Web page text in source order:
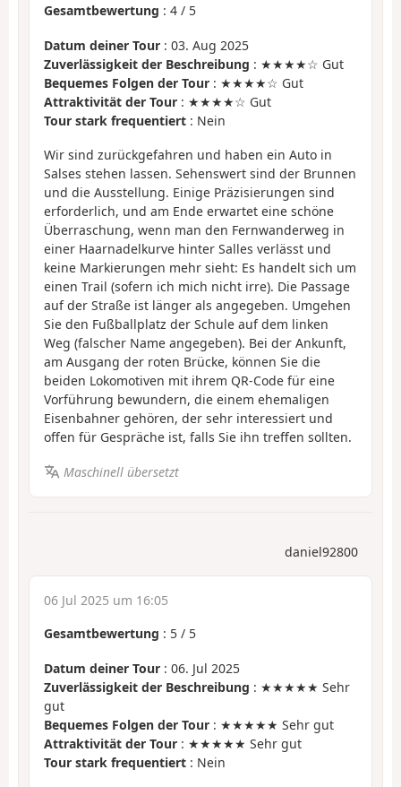
Gesamtbewertung : 4 / 5
Datum deiner Tour : 03. Aug 2025
Zuverlässigkeit der Beschreibung : ★★★★☆ Gut
Bequemes Folgen der Tour : ★★★★☆ Gut
Attraktivität der Tour : ★★★★☆ Gut
Tour stark frequentiert : Nein
Wir sind zurückgefahren und haben ein Auto in
Salses stehen lassen. Sehenswert sind der Brunnen
und die Ausstellung. Einige Präzisierungen sind
erforderlich, und am Ende erwartet eine schöne
Überraschung, wenn man den Fernwanderweg in
einer Haarnadelkurve hinter Salles verlässt und
keine Markierungen mehr sieht: Es handelt sich um
einen Trail (sofern ich mich nicht irre). Die Passage
auf der Straße ist länger als angegeben. Umgehen
Sie den Fußballplatz der Schule auf dem linken
Weg (falscher Name angegeben). Bei der Ankunft,
am Ausgang der roten Brücke, können Sie die
beiden Lokomotiven mit ihrem QR-Code für eine
Vorführung bewundern, die einem ehemaligen
Eisenbahner gehören, der sehr interessiert und
offen für Gespräche ist, falls Sie ihn treffen sollten.
Maschinell übersetzt
daniel92800
06 Jul 2025 um 16:05
Gesamtbewertung : 5 / 5
Datum deiner Tour : 06. Jul 2025
Zuverlässigkeit der Beschreibung : ★★★★★ Sehr
gut
Bequemes Folgen der Tour : ★★★★★ Sehr gut
Attraktivität der Tour : ★★★★★ Sehr gut
Tour stark frequentiert : Nein